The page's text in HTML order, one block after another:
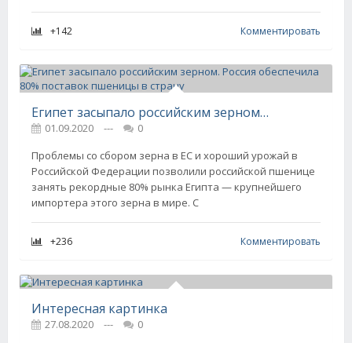
+142 Комментировать
Египет засыпало российским зерном. Россия обеспечила 80% поставок пшеницы в страну
01.09.2020 ---
0
Проблемы со сбором зерна в ЕС и хороший урожай в
Российской Федерации позволили российской пшенице
занять рекордные 80% рынка Египта — крупнейшего
импортера этого зерна в мире. С
+236 Комментировать
Интересная картинка
27.08.2020 ---
0